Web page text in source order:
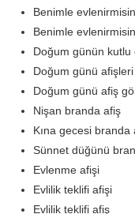
Benimle
Benimle
Doğum günün kutlu
Doğum günü afişleri
Doğum günü afiş
Nişan branda afiş
Kına gecesi branda
Sünnet düğünü
Evlenme afişi
Evlilik teklifi afişi
Evlilik teklifi afiş